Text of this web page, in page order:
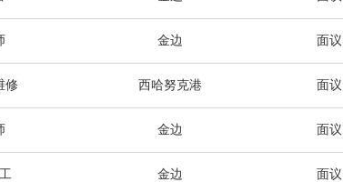
金边 面议
修 西哈努克港 面议
金边 面议
金边 面议